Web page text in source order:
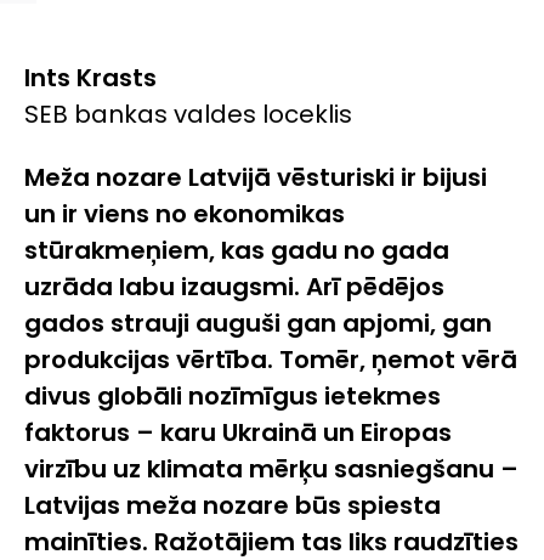
Ints Krasts
SEB bankas valdes loceklis
Meža nozare Latvijā vēsturiski ir bijusi
un ir viens no ekonomikas
stūrakmeņiem, kas gadu no gada
uzrāda labu izaugsmi. Arī pēdējos
gados strauji auguši gan apjomi, gan
produkcijas vērtība. Tomēr, ņemot vērā
divus globāli nozīmīgus ietekmes
faktorus – karu Ukrainā un Eiropas
virzību uz klimata mērķu sasniegšanu –
Latvijas meža nozare būs spiesta
mainīties. Ražotājiem tas liks raudzīties